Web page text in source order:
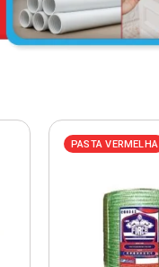
PASTA VERMELHA